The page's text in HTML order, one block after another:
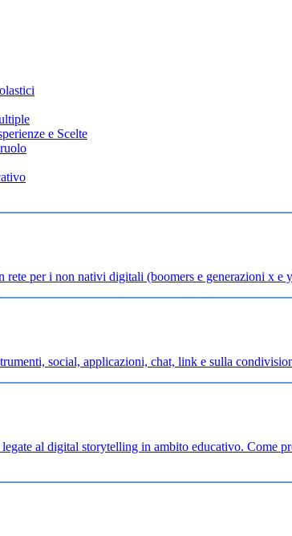
e Scelte
per i non nativi digitali (boomers e generazioni x e
social, applicazioni, chat, link e sulla
al digital storytelling in ambito educativo. Come